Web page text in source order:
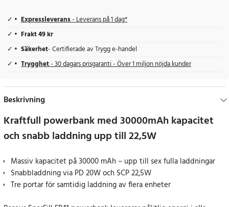
Expressleverans- Leverans på 1 dag*
Frakt 49 kr
Säkerhet- Certifierade av Trygg e-handel
Trygghet- 30 dagars prisgaranti - Över 1 miljon nöjda kunder
Beskrivning
Kraftfull powerbank med 30000mAh kapacitet
och snabb laddning upp till 22,5W
Massiv kapacitet på 30000 mAh – upp till sex fulla laddningar
Snabbladdning via PD 20W och SCP 22,5W
Tre portar för samtidig laddning av flera enheter